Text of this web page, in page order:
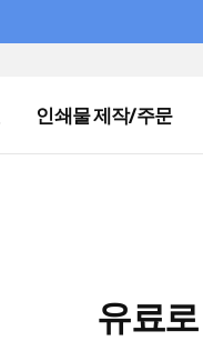
인쇄물 제작/주문
유료